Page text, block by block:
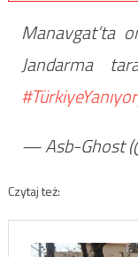
Manavgat’ta
Jandarma
#TürkiyeYanıyor
— Asb-Ghost
Czytaj też: